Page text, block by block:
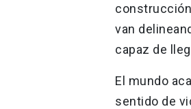
van
capaz de
El mundo
sentido de